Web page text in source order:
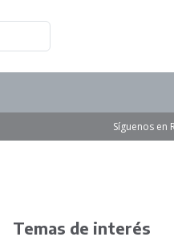
Síguenos en
Temas de interés